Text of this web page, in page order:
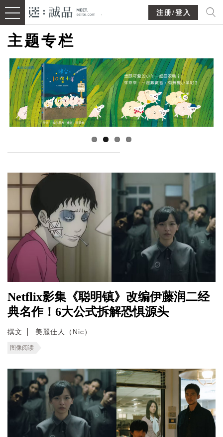
注册/登入
主题专栏
Netflix影集《聪明镇》改编伊藤润二经
典名作！6大公式拆解恐惧源头
撰文 美麗佳人（Nic）
图像阅读